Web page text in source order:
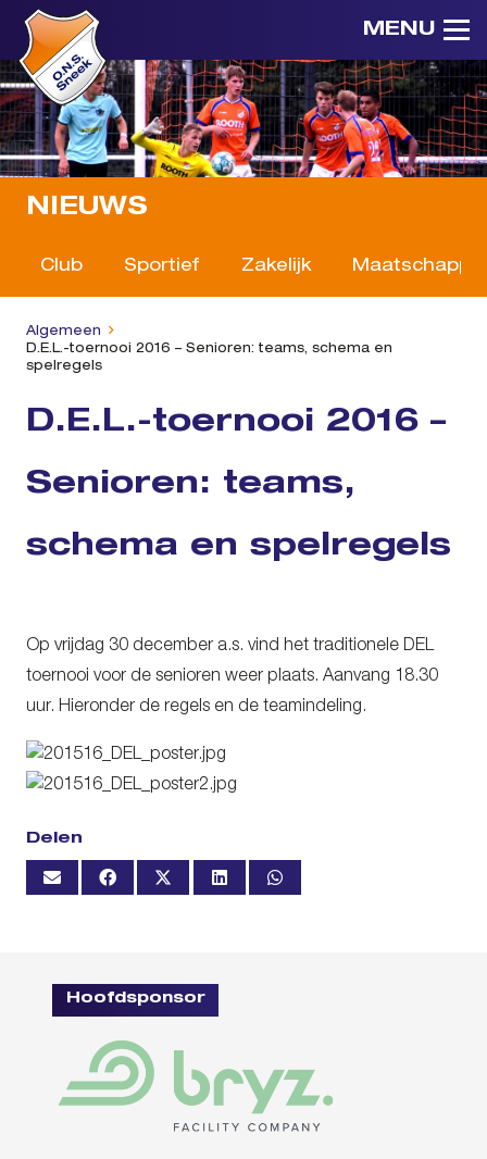
MENU
NIEUWS
Club Sportief Zakelijk
Algemeen
D.E.L.-toernooi 2016 – Senioren: teams, schema en
spelregels
D.E.L.-toernooi 2016 –
Senioren: teams,
schema en spelregels
Op vrijdag 30 december a.s. vind het traditionele DEL
toernooi voor de senioren weer plaats. Aanvang 18.30
uur. Hieronder de regels en de teamindeling.
Delen
Hoofdsponsor